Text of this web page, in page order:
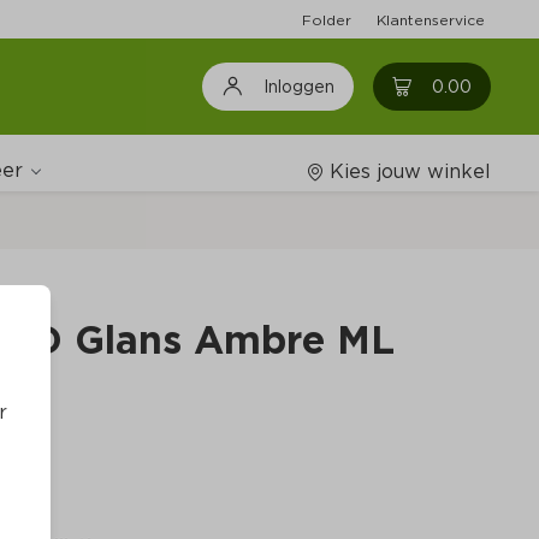
Folder Klantenservice
Inloggen 0.00 0
Wijnshop
Kies jouw winkel
Glans Ambre ML